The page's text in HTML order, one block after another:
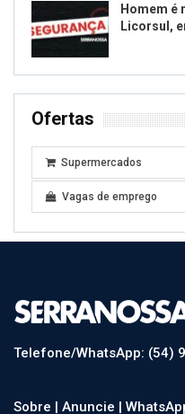
Homem é
Licorsul,
Ofertas
Supermercados
Vagas de emprego
Telefone/WhatsApp: (54)
Sobre | Anuncie |